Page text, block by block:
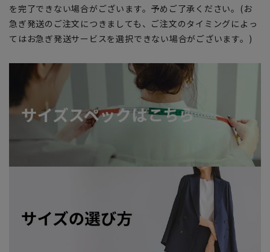
を完了できない場合がございます。予めご了承ください。(お
急ぎ発送のご注文につきましても、ご注文のタイミングによっ
てはお急ぎ発送サービスを選択できない場合がございます。)